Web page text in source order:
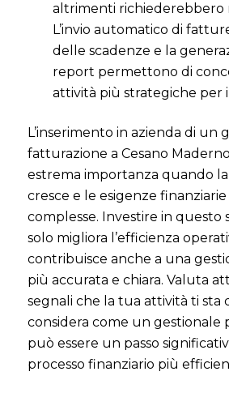
altrimenti richiederebbero
L’invio automatico di
delle scadenze e la
report permettono di
attività più strategiche per
L’inserimento in azienda di un
fatturazione a Cesano
estrema importanza quando
cresce e le esigenze
complesse. Investire in
solo migliora l’efficienza
contribuisce anche a una
più accurata e chiara. Valuta
segnali che la tua attività ti sta
considera come un gestionale
può essere un passo
processo finanziario più